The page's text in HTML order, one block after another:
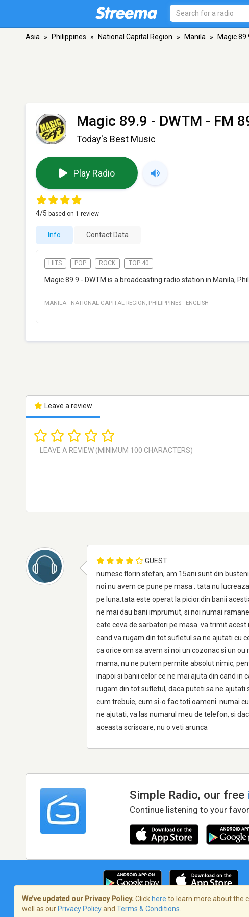
Asia » Philippines » National Capital Region » Manila » Magic
Magic 89.9 - DWTM - FM
Today's Best Music
Play Radio
4/5 based on 1 review.
Info Contact Data
HITS POP ROCK TOP 40
Magic 89.9 - DWTM is a broadcasting radio station in Manila,
MANILA · NATIONAL CAPITAL REGION , PHILIPPINES · ENGLISH
Leave a review
GUEST
numesc florin stefan, am 15ani sunt din
noi nu avem ce pune pe masa . tata nu
pe luna.tata este operat la picior.din banii
ne mai dau bani imprumut, si noi numai
cate ceva de sarbatori pe masa. va trimit
cand.va rugam din tot sufletul sa ne ajutati cu
ca orice om sa avem si noi un cozonac si un
mama, nu ne putem permite absolut nimic,
inapoi si banii celor ce ne mai ajuta din cand in
rugam din tot sufletul, daca puteti sa ne ajutati
cum trebuie, cum si-o fac toti oameni. numai
ne ajutati, va las numarul meu de telefon, si
aceasta scrisoare, nu o veti arunca
Simple Radio, our free
Continue listening to your
Terms of Service/Privacy Policy
We’ve updated our Privacy Policy. Click here to learn more about the
well as our Privacy Policyand Terms & Conditions